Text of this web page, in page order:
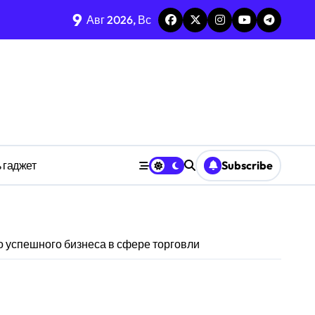
системах
индивидуума
9 Авг 2026, Вс
Subscribe
бизнеса в сфере торговли